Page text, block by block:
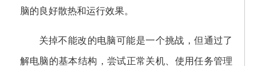
脑的良好散热和运行效果。
关掉不能改的电脑可能是一个挑战，但通过了
解电脑的基本结构，尝试正常关机、使用任务管理